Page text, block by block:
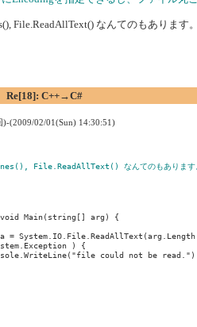
File.ReadAllText() なんてのもあります
Re[18]: C++→C#
)-(2009/02/01(Sun) 14:30:51)
File.ReadAllText() なんてのもあります
Main(string[] arg) {
=
) {
could not be